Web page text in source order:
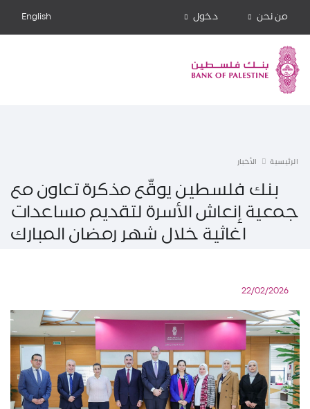
من نحن دخول English
الرئيسية الأخبار
بنك فلسطين يوقّع مذكرة تعاون مع
جمعية إنعاش الأسرة لتقديم مساعدات
اغاثية خلال شهر رمضان المبارك
22/02/2026